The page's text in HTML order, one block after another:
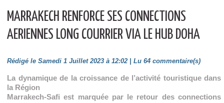
MARRAKECH RENFORCE SES CONNECTIONS
AERIENNES LONG COURRIER VIA LE HUB DOHA
Rédigé le Samedi 1 Juillet 2023 à 12:02 | Lu 64 commentaire(s)
La dynamique de la croissance de l’activité touristique dans
la Région
Marrakech-Safi est marquée par le retour des connections